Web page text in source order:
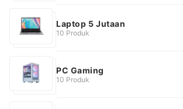
Laptop 5 Jutaan
10 Produk
PC Gaming
10 Produk